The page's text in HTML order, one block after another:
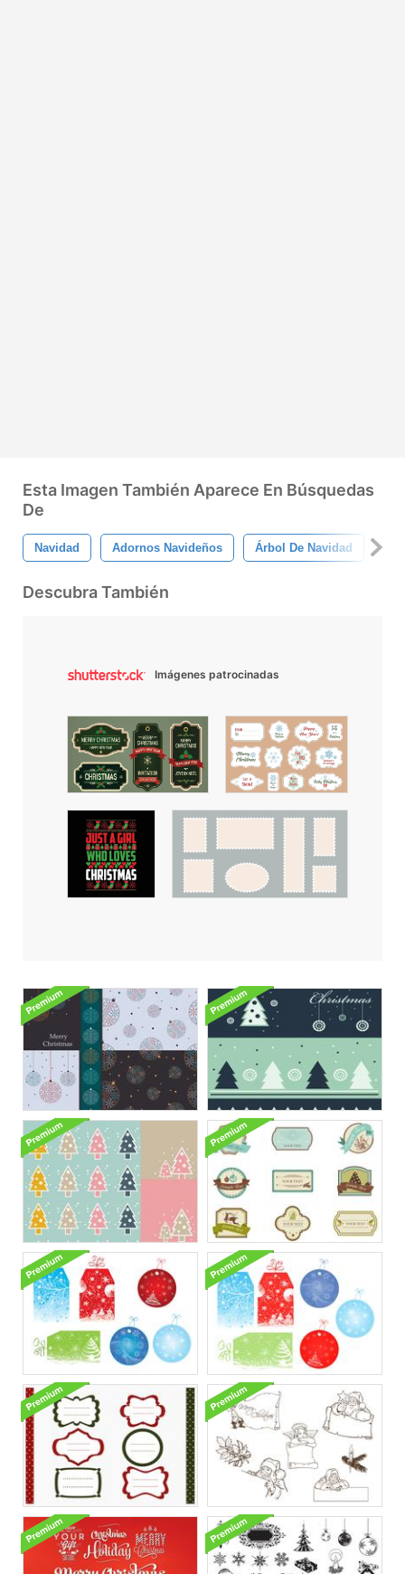
Esta Imagen También Aparece En Búsquedas
De
Navidad Adornos Navideños Árbol De Navidad
Descubra También
Imágenes patrocinadas